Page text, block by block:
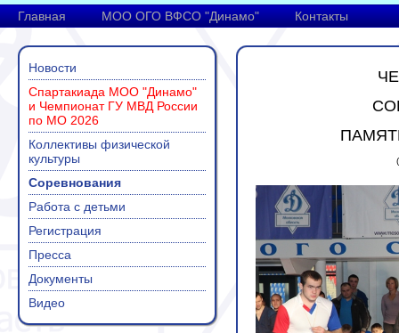
Главная МОО ОГО ВФСО "Динамо" Контакты
Новости
Спартакиада МОО "Динамо"
и Чемпионат ГУ МВД России
по МО 2026
Коллективы физической
культуры
Соревнования
Работа с детьми
Регистрация
Пресса
Документы
Видео